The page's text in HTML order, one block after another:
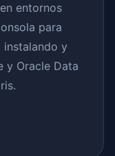
entornos
para
instalando y
y Oracle Data